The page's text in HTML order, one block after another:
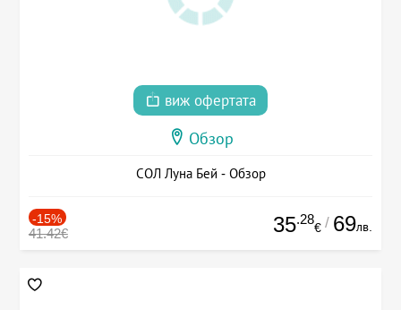
виж офертата
Обзор
СОЛ Луна Бей - Обзор
-15%
41.42€ 35.28
€ / 69лв.